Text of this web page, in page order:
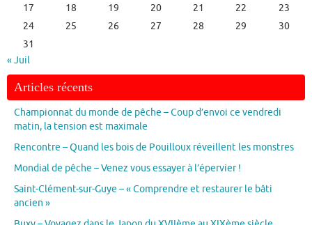
17
18 19 20 21 22
23
24
25 26 27 28 29
30
31
« Juil
Articles récents
Championnat du monde de pêche – Coup d’envoi ce vendredi
matin, la tension est maximale
Rencontre – Quand les bois de Pouilloux réveillent les monstres
Mondial de pêche – Venez vous essayer à l’épervier !
Saint-Clément-sur-Guye – « Comprendre et restaurer le bâti
ancien »